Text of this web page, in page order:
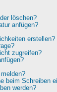
löschen?
anfügen?
erstellen?
zugreifen?
beim Schreiben
werden?